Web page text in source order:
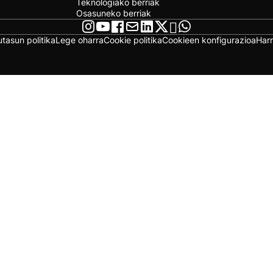
Teknologiako berriak
Osasuneko berriak
politikaLege oharraCookie politikaCookieen konfigurazioa